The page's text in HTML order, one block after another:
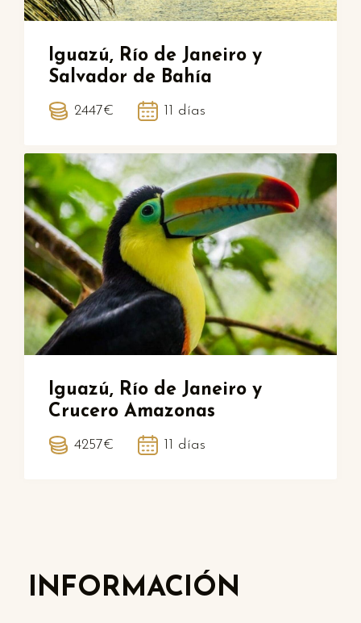
Iguazú, Río de Janeiro y
Salvador de Bahía
2447€ 11 días
Iguazú, Río de Janeiro y
Crucero Amazonas
4257€ 11 días
INFORMACIÓN